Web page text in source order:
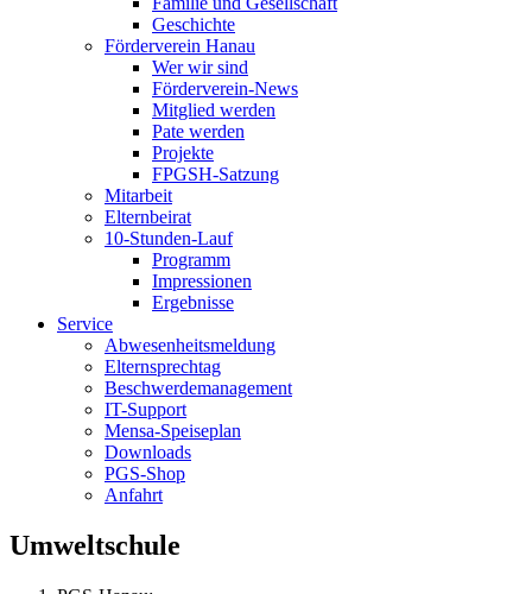
Geschichte
Förderverein Hanau
Wer wir sind
Förderverein-News
Mitglied werden
Pate werden
Projekte
FPGSH-Satzung
Mitarbeit
Elternbeirat
10-Stunden-Lauf
Programm
Impressionen
Ergebnisse
Service
Abwesenheitsmeldung
Elternsprechtag
Beschwerdemanagement
IT-Support
Mensa-Speiseplan
Downloads
PGS-Shop
Anfahrt
Umweltschule